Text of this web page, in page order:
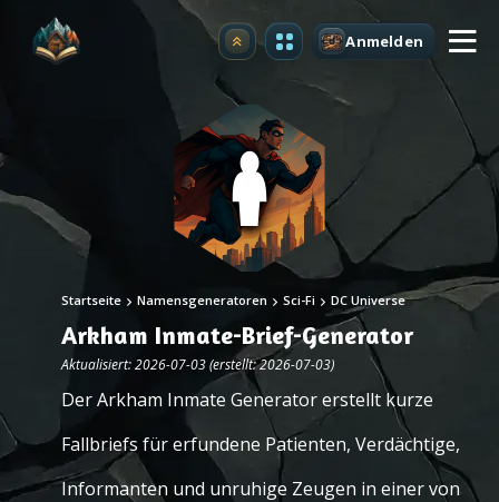
Upgrade Anmelden
Startseite Namensgeneratoren Sci-Fi DC Universe
Arkham Inmate-Brief-Generator
Aktualisiert: 2026-07-03 (erstellt: 2026-07-03)
Der Arkham Inmate Generator erstellt kurze
Fallbriefs für erfundene Patienten, Verdächtige,
Informanten und unruhige Zeugen in einer von